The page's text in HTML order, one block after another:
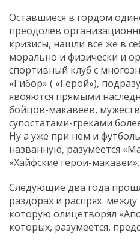
Оставшиеся в гордом
преодолев
кризисы, нашли все же в
морально и физически и
спортивный клуб с
«Гибор» ( «Герой»),
явояются прямыми
бойцов-макавеев,
супостатами-греками
Ну а уже при нем и
названную, разумеется
«Хайфские герои-макавеи».
Следующие два года
раздорах и распрях
которую олицетворял
которых, разумеется,